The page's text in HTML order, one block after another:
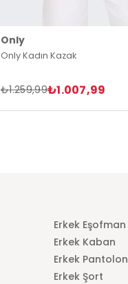
Only
Only Kadın Kazak
₺1.007,99
₺1.259,99
Erkek Eşofman
Erkek Kaban
Erkek Pantolon
Erkek Şort